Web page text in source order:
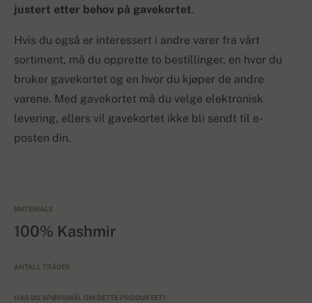
justert etter behov på gavekortet.
Hvis du også er interessert i andre varer fra vårt
sortiment, må du opprette to bestillinger, en hvor du
bruker gavekortet og en hvor du kjøper de andre
varene. Med gavekortet må du velge elektronisk
levering, ellers vil gavekortet ikke bli sendt til e-
posten din.
MATERIALE
100% Kashmir
ANTALL TRÅDER
HAR DU SPØRSMÅL OM DETTE PRODUKTET?